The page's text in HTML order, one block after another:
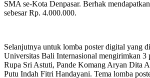
SMA se-Kota Denpasar. Berhak
sebesar Rp. 4.000.000.
Selanjutnya untuk lomba poster digital yang
Universitas Bali Internasional mengirimkan 3
Rupa Sri Astuti, Pande Komang Aryan Dita
Putu Indah Fitri Handayani. Tema lomba